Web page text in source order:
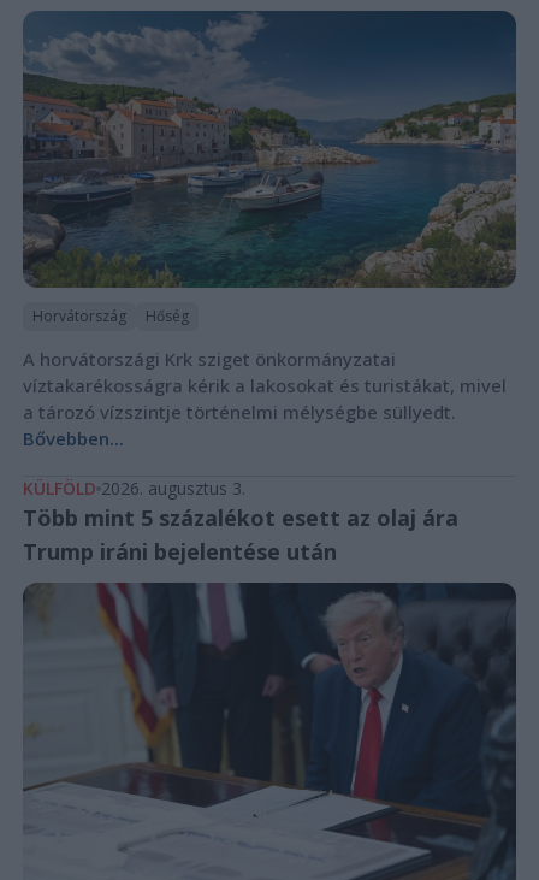
Horvátország Hőség
A horvátországi Krk sziget önkormányzatai
víztakarékosságra kérik a lakosokat és turistákat, mivel
a tározó vízszintje történelmi mélységbe süllyedt.
Bővebben...
KÜLFÖLD 2026. augusztus 3.
Több mint 5 százalékot esett az olaj ára
Trump iráni bejelentése után